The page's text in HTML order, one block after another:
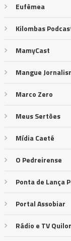
Eufêmea
Kilombas
MamyCast
Mangue
Marco Zero
Meus Sertões
Mídia Caeté
O Pedreirense
Ponta de Lança
Portal Assobiar
Rádio e TV